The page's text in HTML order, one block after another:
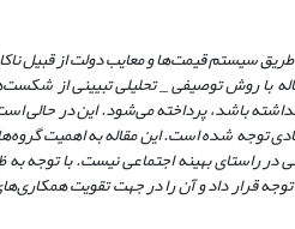
طریق سیستم قیمتها و معایب دولت از قبیل
با روش توصیفی_تحلیلی تبیینی از شکست
باشد، پرداخته میشود. این در حالی
توجه شدهاست. این مقاله به اهمیت گروه
راستای بهینه اجتماعی نیست. با توجه به
قرار داد و آن را در جهت تقویت همکاری